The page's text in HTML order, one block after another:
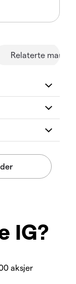
Relaterte
IG?
aksjer